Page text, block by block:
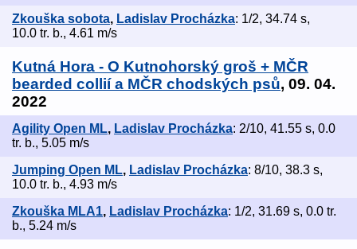
Zkouška sobota, Ladislav Procházka: 1/2, 34.74 s,
10.0 tr. b., 4.61 m/s
Kutná Hora - O Kutnohorský groš + MČR
bearded collií a MČR chodských psů, 09. 04.
2022
Agility Open ML, Ladislav Procházka: 2/10, 41.55 s, 0.0
tr. b., 5.05 m/s
Jumping Open ML, Ladislav Procházka: 8/10, 38.3 s,
10.0 tr. b., 4.93 m/s
Zkouška MLA1, Ladislav Procházka: 1/2, 31.69 s, 0.0 tr.
b., 5.24 m/s